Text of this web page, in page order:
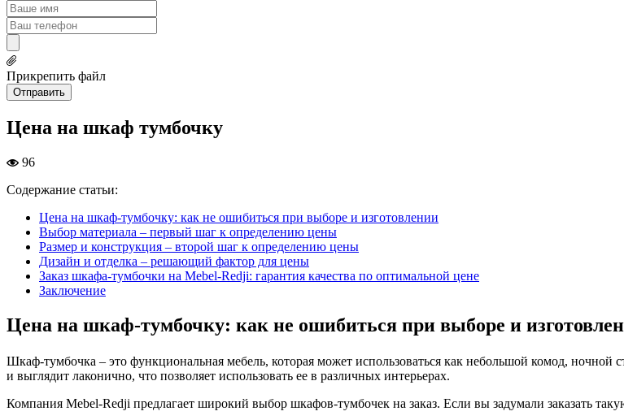
Прикрепить файл
Отправить
Цена на шкаф тумбочку
96
Содержание статьи:
Цена на шкаф-тумбочку: как не ошибиться при выборе и изготовлении
Выбор материала – первый шаг к определению цены
Размер и конструкция – второй шаг к определению цены
Дизайн и отделка – решающий фактор для цены
Заказ шкафа-тумбочки на Mebel-Redji: гарантия качества по оптимальной цене
Заключение
Цена на шкаф-тумбочку: как не ошибиться при выборе и
Шкаф-тумбочка – это функциональная мебель, которая может использоваться как небольшой комод, ночной
и выглядит лаконично, что позволяет использовать ее в различных интерьерах.
Компания Mebel-Redji предлагает широкий выбор шкафов-тумбочек на заказ. Если вы задумали заказать